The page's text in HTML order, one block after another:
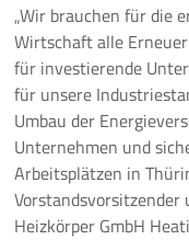
„Wir brauchen für die
Wirtschaft alle
für investierende
für unsere
Umbau der
Unternehmen und
Arbeitsplätzen in
Vorstandsvorsitzender
Heizkörper GmbH